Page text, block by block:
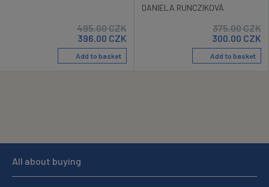
495.00CZK
396.00 CZK
Add to basket
DANIELA RUNCZIKOVÁ
375.00CZK
300.00 CZK
Add to basket
All about buying